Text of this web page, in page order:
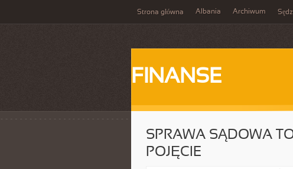
Strona główna Albania Archiwum
FINANSE
SPRAWA SĄDOWA
POJĘCIE